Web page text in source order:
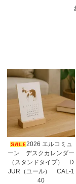
2026 エルコミュ
ーン デスクカレンダー
（スタンドタイプ） D
JUR（ユール） CAL-1
40